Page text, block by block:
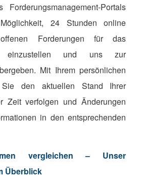
Portals
24 Stunden online
Forderungen für das
einzustellen und uns zur
Mit Ihrem persönlichen
den aktuellen Stand Ihrer
Zeit verfolgen und Änderungen
in den entsprechenden
vergleichen – Unser
Überblick